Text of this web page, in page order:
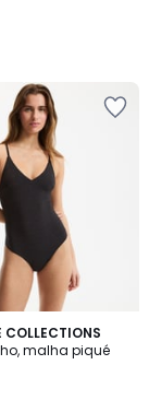
COLLECTIONS
malha piqué